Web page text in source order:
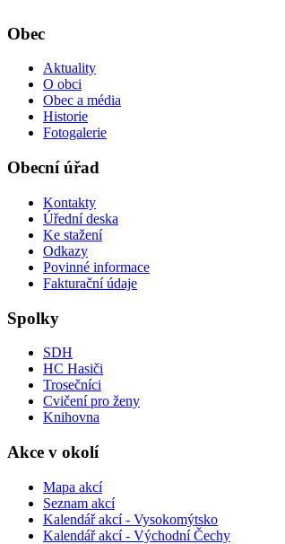
Obec
Aktuality
O obci
Obec a média
Historie
Fotogalerie
Obecní úřad
Kontakty
Úřední deska
Ke stažení
Odkazy
Povinné informace
Fakturační údaje
Spolky
SDH
HC Hasiči
Trosečníci
Cvičení pro ženy
Knihovna
Akce v okolí
Mapa akcí
Seznam akcí
Kalendář akcí - Vysokomýtsko
Kalendář akcí - Východní Čechy